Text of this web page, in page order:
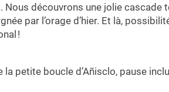
Nous découvrons une jolie cascade
par l’orage d’hier. Et là,
!
la petite boucle d’Añisclo, pause